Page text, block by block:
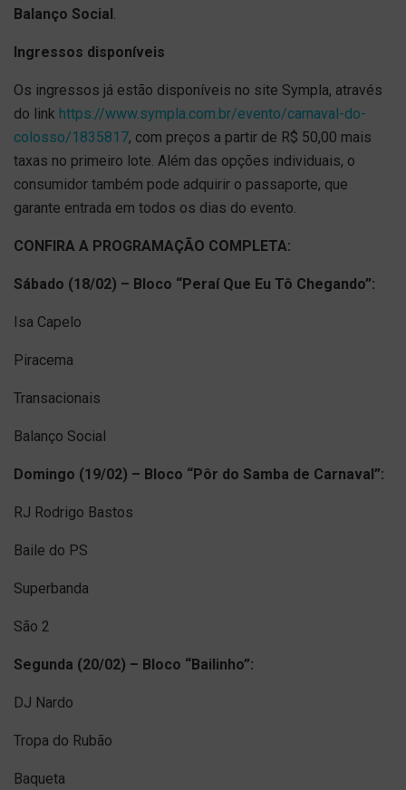
Balanço Social.
Ingressos disponíveis
Os ingressos já estão disponíveis no site Sympla, através
do link https://www.sympla.com.br/evento/carnaval-do-
colosso/1835817, com preços a partir de R$ 50,00 mais
taxas no primeiro lote. Além das opções individuais, o
consumidor também pode adquirir o passaporte, que
garante entrada em todos os dias do evento.
CONFIRA A PROGRAMAÇÃO COMPLETA:
Sábado (18/02) – Bloco “Peraí Que Eu Tô Chegando”:
Isa Capelo
Piracema
Transacionais
Balanço Social
Domingo (19/02) – Bloco “Pôr do Samba de Carnaval”:
RJ Rodrigo Bastos
Baile do PS
Superbanda
São 2
Segunda (20/02) – Bloco “Bailinho”:
DJ Nardo
Tropa do Rubão
Baqueta